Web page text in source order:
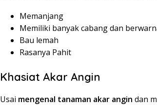
Memanjang
Memiliki banyak cabang dan
Bau lemah
Rasanya Pahit
Khasiat Akar Angin
Usai mengenal tanaman akar angin dan